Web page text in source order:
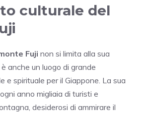
culturale del
Fuji non si limita alla sua
anche un luogo di grande
e spirituale per il Giappone. La sua
anno migliaia di turisti e
desiderosi di ammirare il